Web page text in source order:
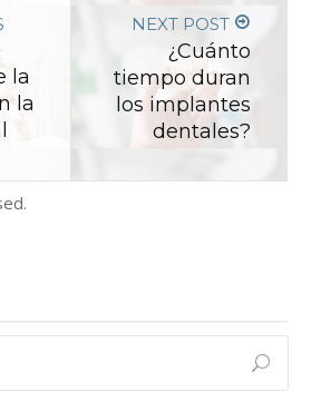
la
la
NEXT POST
¿Cuánto
tiempo duran
los implantes
dentales?